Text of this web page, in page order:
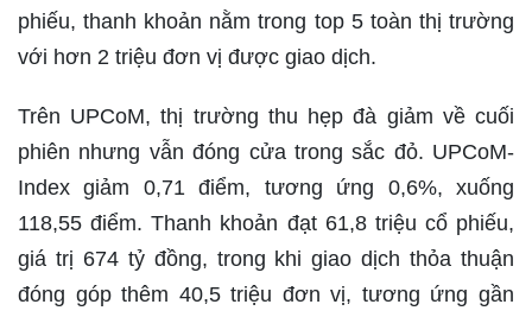
phiếu, thanh khoản nằm trong top 5 toàn thị trường
với hơn 2 triệu đơn vị được giao dịch.
Trên UPCoM, thị trường thu hẹp đà giảm về cuối
phiên nhưng vẫn đóng cửa trong sắc đỏ. UPCoM-
Index giảm 0,71 điểm, tương ứng 0,6%, xuống
118,55 điểm. Thanh khoản đạt 61,8 triệu cổ phiếu,
giá trị 674 tỷ đồng, trong khi giao dịch thỏa thuận
đóng góp thêm 40,5 triệu đơn vị, tương ứng gần